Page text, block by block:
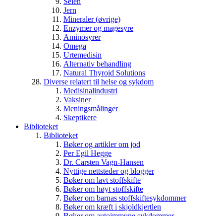
Jern
Mineraler (øvrige)
Enzymer og magesyre
Aminosyrer
Omega
Urtemedisin
Alternativ behandling
Natural Thyroid Solutions
Diverse relatert til helse og sykdom
Medisinalindustri
Vaksiner
Meningsmålinger
Skeptikere
Biblioteket
Biblioteket
Bøker og artikler om jod
Per Egil Hegge
Dr. Carsten Vagn-Hansen
Nyttige nettsteder og blogger
Bøker om lavt stoffskifte
Bøker om høyt stoffskifte
Bøker om barnas stoffskiftesykdommer
Bøker om kræft i skjoldkjertlen